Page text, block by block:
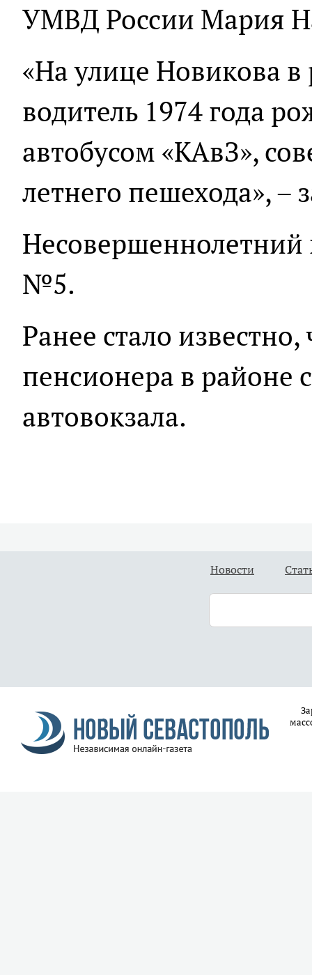
УМВД России Мария
«На улице Новикова
водитель 1974 года
автобусом «КАвЗ»,
летнего пешехода», –
Несовершеннолетний
№5.
Ранее стало
пенсионера в районе
автовокзала.
Новости